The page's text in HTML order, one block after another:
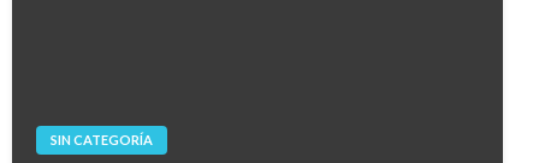
SIN CATEGORÍA